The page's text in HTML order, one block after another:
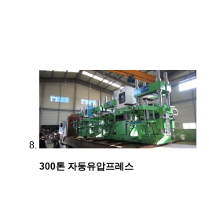
300톤 자동유압프레스